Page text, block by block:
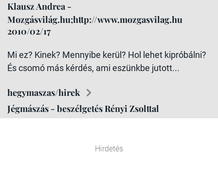
Klausz Andrea -
Mozgásvilág.hu;http://www.mozgasvilag.hu
2010/02/17
Mi ez? Kinek? Mennyibe kerül? Hol lehet kipróbálni?
És csomó más kérdés, ami eszünkbe jutott...
hegymaszas/hirek
Jégmászás - beszélgetés Rényi Zsolttal
Hirdetés